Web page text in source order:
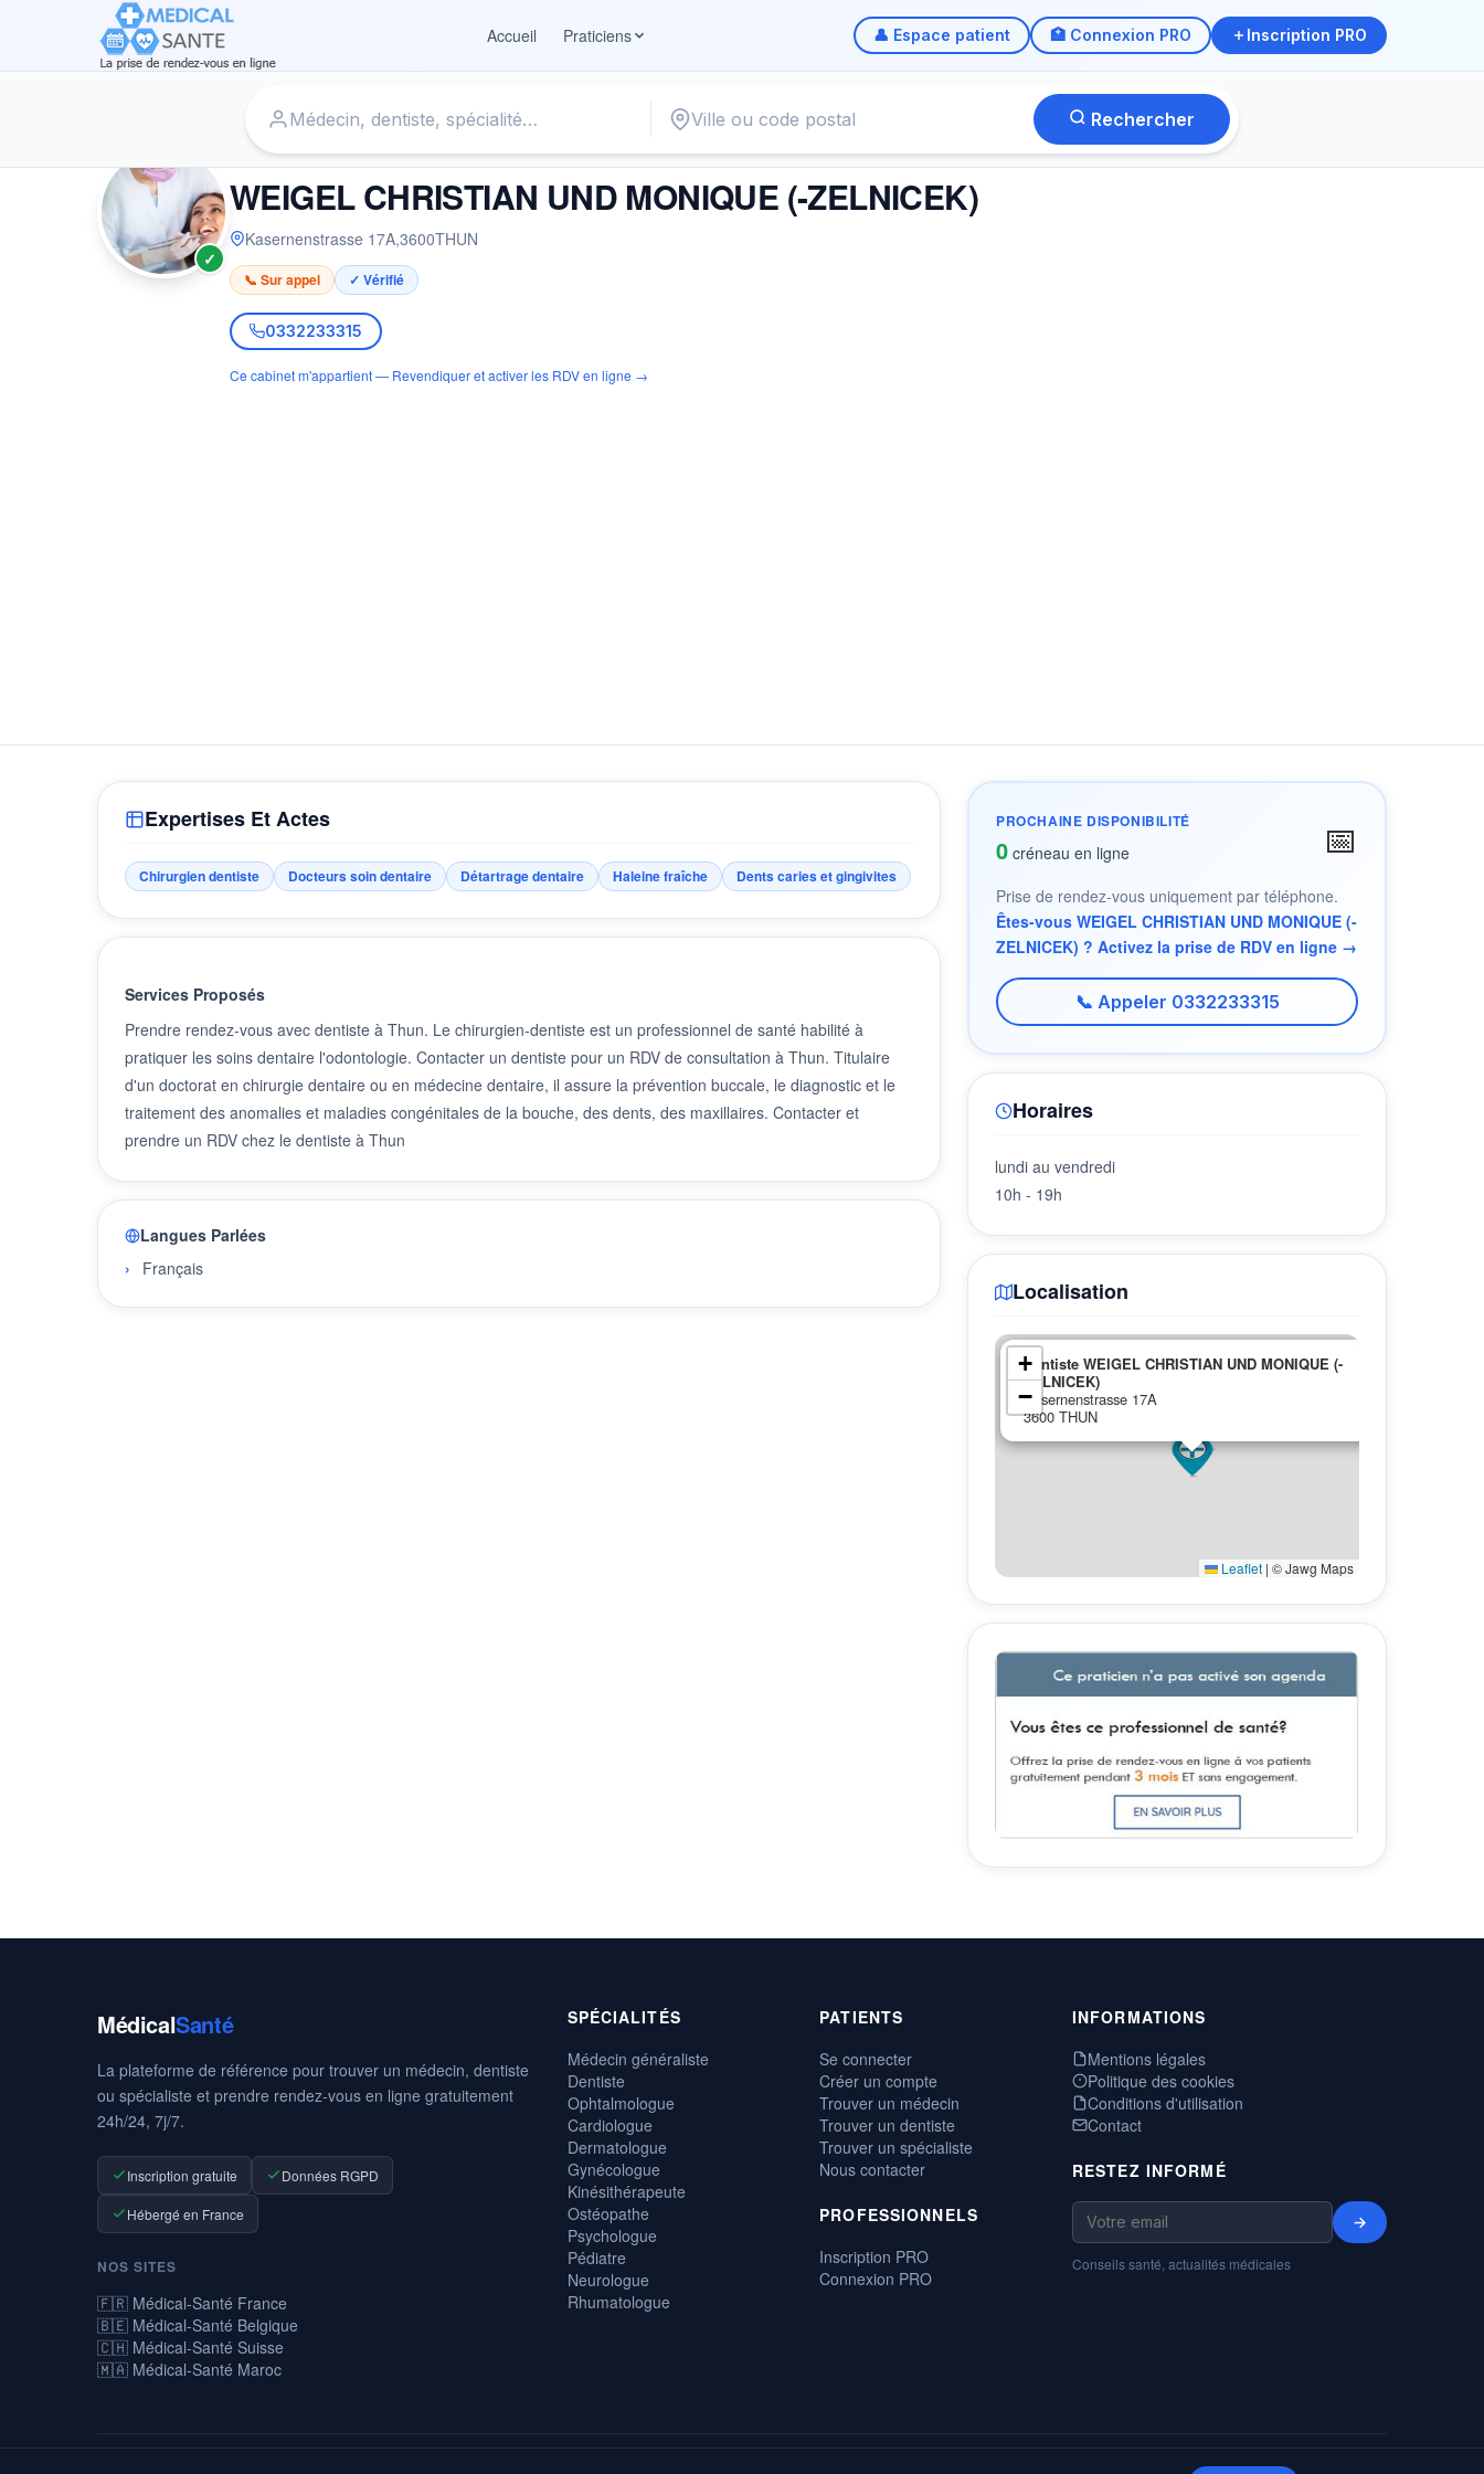
Accueil
Praticiens 👤 Espace patient 🏥 Connexion PRO Inscription PRO
Rechercher
✓
DENTISTE
WEIGEL CHRISTIAN UND MONIQUE (-ZELNICEK)
Kasernenstrasse 17A,3600THUN
📞 Sur appel ✓ Vérifié
0332233315
Ce cabinet m'appartient — Revendiquer et activer les RDV en ligne →
Expertises Et Actes
Chirurgien dentiste Docteurs soin dentaire Détartrage dentaire Haleine fraîche Dents caries et gingivites
Services Proposés
Prendre rendez-vous avec dentiste à Thun. Le chirurgien-dentiste est un professionnel de santé habilité à
pratiquer les soins dentaire l'odontologie. Contacter un dentiste pour un RDV de consultation à Thun. Titulaire
d'un doctorat en chirurgie dentaire ou en médecine dentaire, il assure la prévention buccale, le diagnostic et le
traitement des anomalies et maladies congénitales de la bouche, des dents, des maxillaires. Contacter et
prendre un RDV chez le dentiste à Thun
Langues Parlées
Français
PROCHAINE DISPONIBILITÉ
0 créneau en ligne 📅
Prise de rendez-vous uniquement par téléphone.
Êtes-vous WEIGEL CHRISTIAN UND MONIQUE (-
ZELNICEK) ? Activez la prise de RDV en ligne →
📞 Appeler 0332233315
Horaires
lundi au vendredi
10h - 19h
Localisation
Dentiste WEIGEL CHRISTIAN UND MONIQUE (-
ZELNICEK)
Kasernenstrasse 17A
3600 THUN
+
−
Leaflet | © Jawg Maps
MédicalSanté
La plateforme de référence pour trouver un médecin, dentiste
ou spécialiste et prendre rendez-vous en ligne gratuitement
24h/24, 7j/7.
Inscription gratuite Données RGPD
Hébergé en France
NOS SITES
🇫🇷 Médical-Santé France
🇧🇪 Médical-Santé Belgique
🇨🇭 Médical-Santé Suisse
🇲🇦 Médical-Santé Maroc
SPÉCIALITÉS
Médecin généraliste
Dentiste
Ophtalmologue
Cardiologue
Dermatologue
Gynécologue
Kinésithérapeute
Ostéopathe
Psychologue
Pédiatre
Neurologue
Rhumatologue
PATIENTS
Se connecter
Créer un compte
Trouver un médecin
Trouver un dentiste
Trouver un spécialiste
Nous contacter
PROFESSIONNELS
Inscription PRO
Connexion PRO
INFORMATIONS
Mentions légales
Politique des cookies
Conditions d'utilisation
Contact
RESTEZ INFORMÉ
→
Conseils santé, actualités médicales